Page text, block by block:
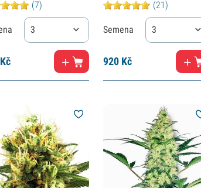
(7)
3
Kč
(21)
Semena 3
920 Kč